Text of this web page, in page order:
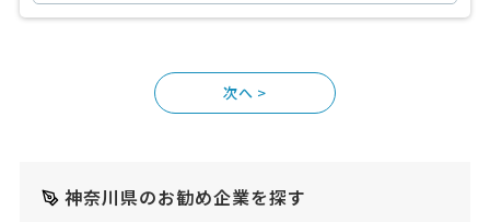
>
神奈川県のお勧め企業を探す